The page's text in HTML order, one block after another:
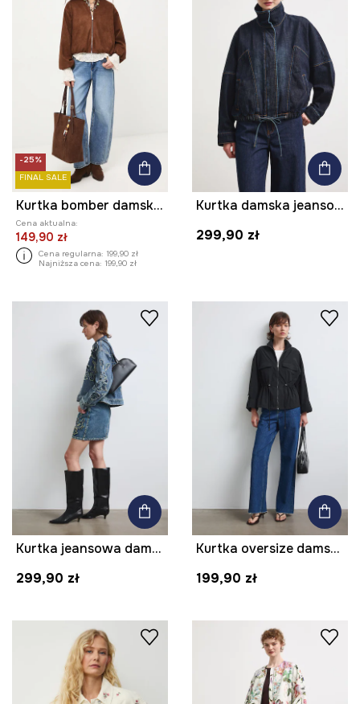
-25%
FINAL SALE
Kurtka bomber damska oversize
Cena aktualna:
149,90 zł
Cena regularna: 199,90 zł
Najniższa cena: 199,90 zł
Kurtka damska jeansowa
299,90 zł
Kurtka jeansowa damska bawełniana z haftami
299,90 zł
Kurtka oversize damska gładka
199,90 zł